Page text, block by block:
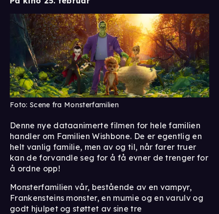
Foto: Scene fra Monsterfamilien
Denne nye dataanimerte filmen for hele familien
handler om Familien Wishbone. De er egentlig en
helt vanlig familie, men av og til, når farer truer
kan de forvandle seg for å få evner de trenger for
å ordne opp!
Monsterfamilien vår, bestående av en vampyr,
Frankensteins monster, en mumie og en varulv og
godt hjulpet og støttet av sine tre